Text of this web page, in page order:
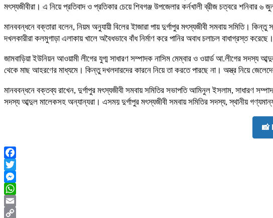
মৎস্যজীবীরা। এ নিয়ে প্রতিবাদ ও প্রতিকার চেয়ে শিবগঞ্জ উপজেলার কর্নখালী ব্রীজ চত্বরে শনিবার
মানববন্ধনে বক্তারা বলেন, নিয়ম অনুযায়ী বিলের ইাজারা পায় দুর্গাপুর মৎস্যজীবী সমবায়
দখলকারীরা কলমুগাড়া এলাকায় খালে অবৈধভাবে বাঁধ নির্মাণ করে পানির অবাধ চলাচল বাধাগ্রস্ত
জামবাড়িয়া ইউনিয়ন আওয়ামী লীগের যুগ্ম সাধারণ সম্পাদক নাসিম মেম্বার ও ওয়ার্ড আ.লীগের
থেকে মাছ আহরণের মাধ্যমে। কিন্তু দখলদারদের কারনে নিয়ে তা করতে পারছে না। অস্ত্র নিয়ে
মানববন্ধনে বক্তব্য রাখেন, দুর্গাপুর মৎস্যজীবী সমবায় সমিতির সভাপতি আমিনুল ইসলাম, সাধারণ
সদস্য আব্দুল মালেকসহ অন্যান্যরা। এসময় দুর্গাপুর মৎস্যজীবী সমবায় সমিতির সদস্য, স্থানীয়
📸
Facebook
Twitter
Messenger
WhatsApp
Email